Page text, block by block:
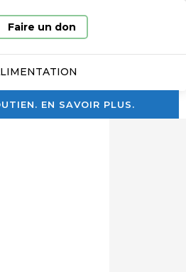
EN SAVOIR PLUS.
Faire un don